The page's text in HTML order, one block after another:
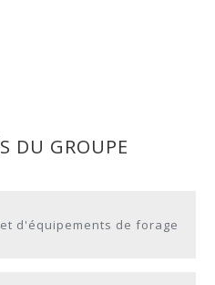
DU GROUPE
d'équipements de forage